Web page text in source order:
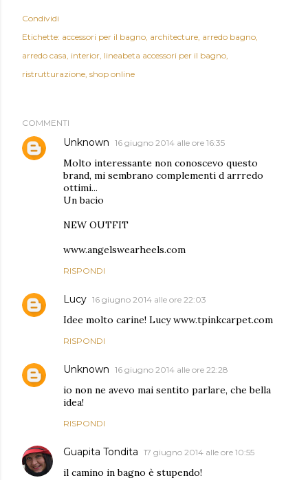
Condividi
Etichette: accessori per il bagno architecture arredo bagno
arredo casa interior lineabeta accessori per il bagno
ristrutturazione shop online
COMMENTI
Unknown 16 giugno 2014 alle ore 16:35
Molto interessante non conoscevo questo
brand, mi sembrano complementi d arrredo
ottimi...
Un bacio
NEW OUTFIT
www.angelswearheels.com
RISPONDI
Lucy 16 giugno 2014 alle ore 22:03
Idee molto carine! Lucy www.tpinkcarpet.com
RISPONDI
Unknown 16 giugno 2014 alle ore 22:28
io non ne avevo mai sentito parlare, che bella
idea!
RISPONDI
Guapita Tondita 17 giugno 2014 alle ore 10:55
il camino in bagno è stupendo!